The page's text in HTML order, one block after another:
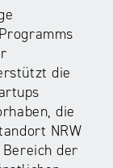
die
die
NRW
der